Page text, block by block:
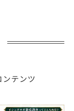
テンツ